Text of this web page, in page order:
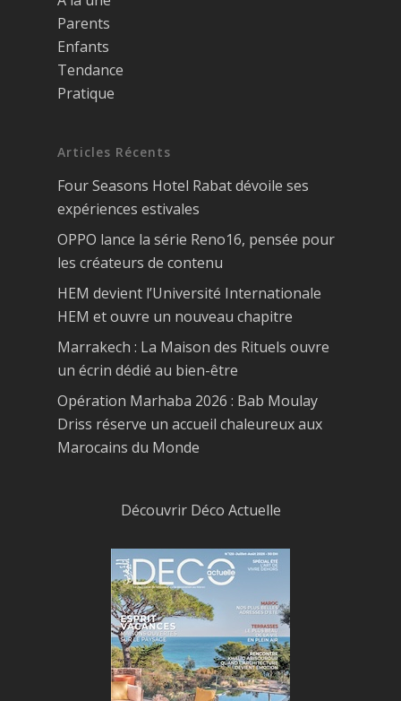
Parents
Enfants
Tendance
Pratique
Articles Récents
Four Seasons Hotel Rabat dévoile ses
expériences estivales
OPPO lance la série Reno16, pensée pour
les créateurs de contenu
HEM devient l’Université Internationale
HEM et ouvre un nouveau chapitre
Marrakech : La Maison des Rituels ouvre
un écrin dédié au bien-être
Opération Marhaba 2026 : Bab Moulay
Driss réserve un accueil chaleureux aux
Marocains du Monde
Découvrir Déco Actuelle